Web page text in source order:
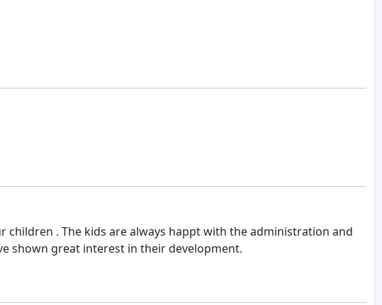
children . The kids are always happt with the administration and
shown great interest in their development.